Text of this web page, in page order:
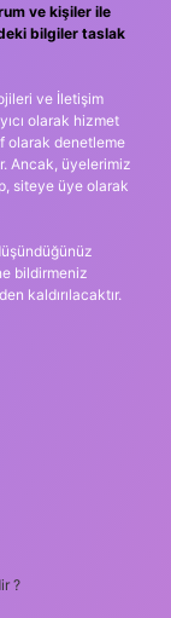
ve kişiler ile
bilgiler taslak
ve İletişim
olarak hizmet
olarak denetleme
Ancak, üyelerimiz
siteye üye olarak
bildirmeniz
kaldırılacaktır.
?